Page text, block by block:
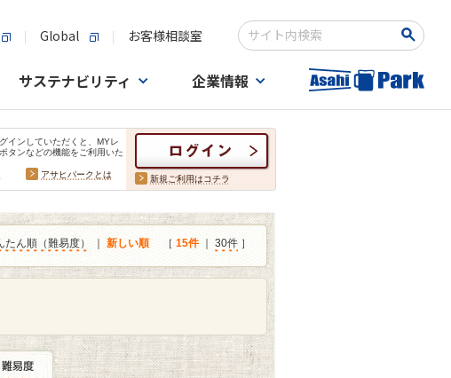
Global お客様相談室
検索キーワード入力
サステナビリティ 企業情報
インしていただくと、MYレ
タンなどの機能をご利用いた
アサヒパークとは 新規ご利用はコチラ
たん順（難易度） 新しい順 ［ 15件｜ 30件 ］